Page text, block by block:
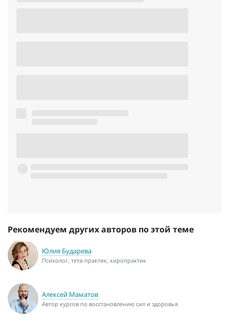
Рекомендуем других авторов по этой теме
Юлия Бударева
Психолог, тета-практик, хиропрактик
Алексей Маматов
Автор курсов по восстановлению сил и здоровья